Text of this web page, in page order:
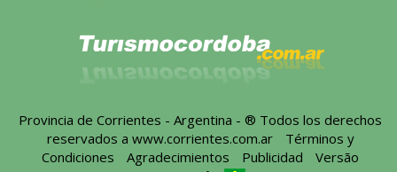
Provincia de Corrientes - Argentina - ® Todos los derechos
reservados a www.corrientes.com.ar- Términos y
Condiciones -Agradecimientos Publicidad -Versão